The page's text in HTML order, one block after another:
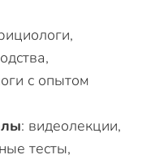
с опытом
: видеолекции,
тесты,